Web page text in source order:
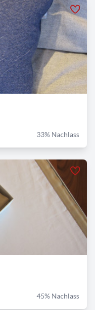
33% Nachlass
45% Nachlass